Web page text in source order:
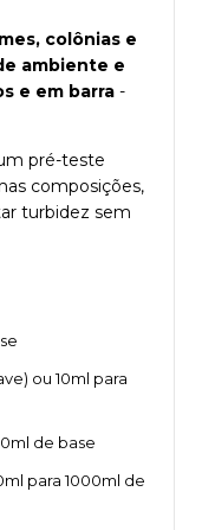
colônias e
ambiente e
e em barra -
pré-teste
composições,
turbidez sem
ou 10ml para
de base
para 1000ml de